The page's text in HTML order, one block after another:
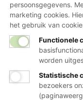
4-8-
Kom
3-8-
persoonsgegevens.
marketing cookies.
het gebruik van
Functionele
worden
Statistische
bezoekers